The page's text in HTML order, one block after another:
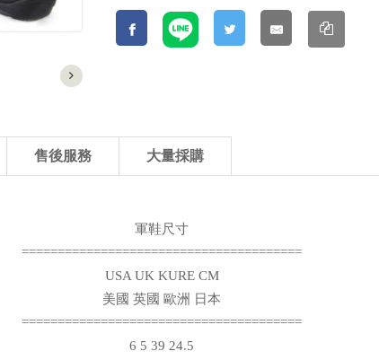
售後服務 大量採購
軍鞋尺寸
=======================================
USA UK KURE CM
美國 英國 歐洲 日本
=======================================
6 5 39 24.5